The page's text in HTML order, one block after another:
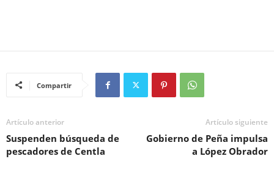
Compartir
Artículo anterior
Suspenden búsqueda de
pescadores de Centla
Artículo siguiente
Gobierno de Peña impulsa
a López Obrador